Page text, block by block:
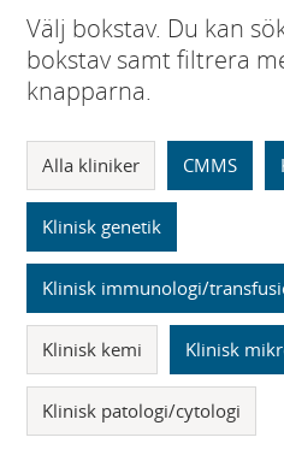
Välj bokstav. Du kan
bokstav samt filtrera
knapparna.
Alla kliniker CMMS
Klinisk genetik
Klinisk immunologi/
Klinisk kemi Klinisk
Klinisk patologi/cytologi